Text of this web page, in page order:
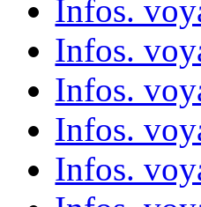
Infos.
Infos.
Infos.
Infos.
Infos.